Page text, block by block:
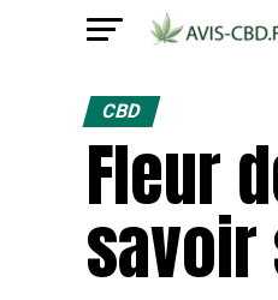
CBD
Fleur